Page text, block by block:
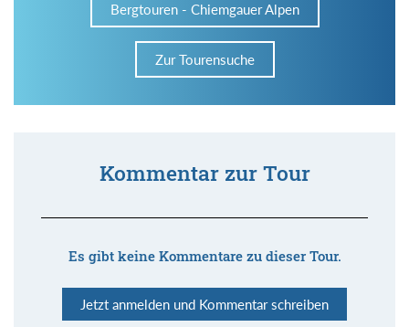
Bergtouren - Chiemgauer Alpen
Zur Tourensuche
Kommentar zur Tour
Es gibt keine Kommentare zu dieser Tour.
Jetzt anmelden und Kommentar schreiben